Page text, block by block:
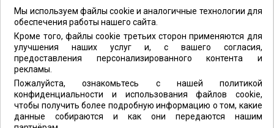
ОПЛАТА
Мы используем файлы cookie и аналогичные технологии для
обеспечения работы нашего сайта.
Кроме того, файлы cookie третьих сторон применяются для
улучшения наших услуг и, с вашего согласия,
предоставления персонализированного контента и
рекламы.
Пожалуйста, ознакомьтесь с нашей политикой
конфиденциальности и использования файлов cookie,
чтобы получить более подробную информацию о том, какие
данные собираются и как они передаются нашим